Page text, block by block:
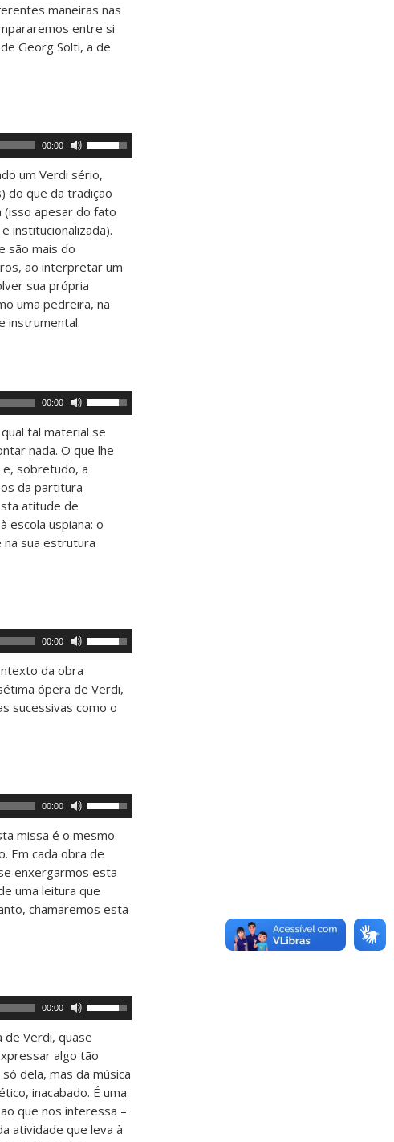
maneiras nas
entre si
Georg Solti, a de
00:00
Use
para
cima
ou
baixo
aumentar
diminuir
o
um Verdi sério,
do que da tradição
(isso apesar do fato
institucionalizada).
são mais do
ao interpretar um
sua própria
uma pedreira, na
instrumental.
00:00
Use
setas
para
cima
ou
aumentar
diminuir
tal material se
nada. O que lhe
sobretudo, a
da partitura
atitude de
escola uspiana: o
sua estrutura
00:00
Use
cima
ou
o
volume.
da obra
ópera de Verdi,
sucessivas como o
00:00
Use
para
cima
ou
baixo
para
missa é o mesmo
Em cada obra de
enxergarmos esta
uma leitura que
chamaremos esta
00:00
Use
para
cima
ou
para
baixo
para
aumentar
de Verdi, quase
algo tão
dela, mas da música
inacabado. É uma
que nos interessa –
atividade que leva à